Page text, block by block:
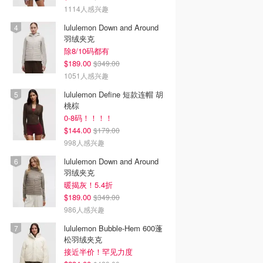
1114人感兴趣
lululemon Down and Around
羽绒夹克
除8/10码都有
$189.00 $349.00
1051人感兴趣
lululemon Define 短款连帽 胡
桃棕
0-8码！！！！
$144.00 $179.00
998人感兴趣
lululemon Down and Around
羽绒夹克
暖揭灰！5.4折
$189.00 $349.00
986人感兴趣
lululemon Bubble-Hem 600蓬
松羽绒夹克
接近半价！罕见力度